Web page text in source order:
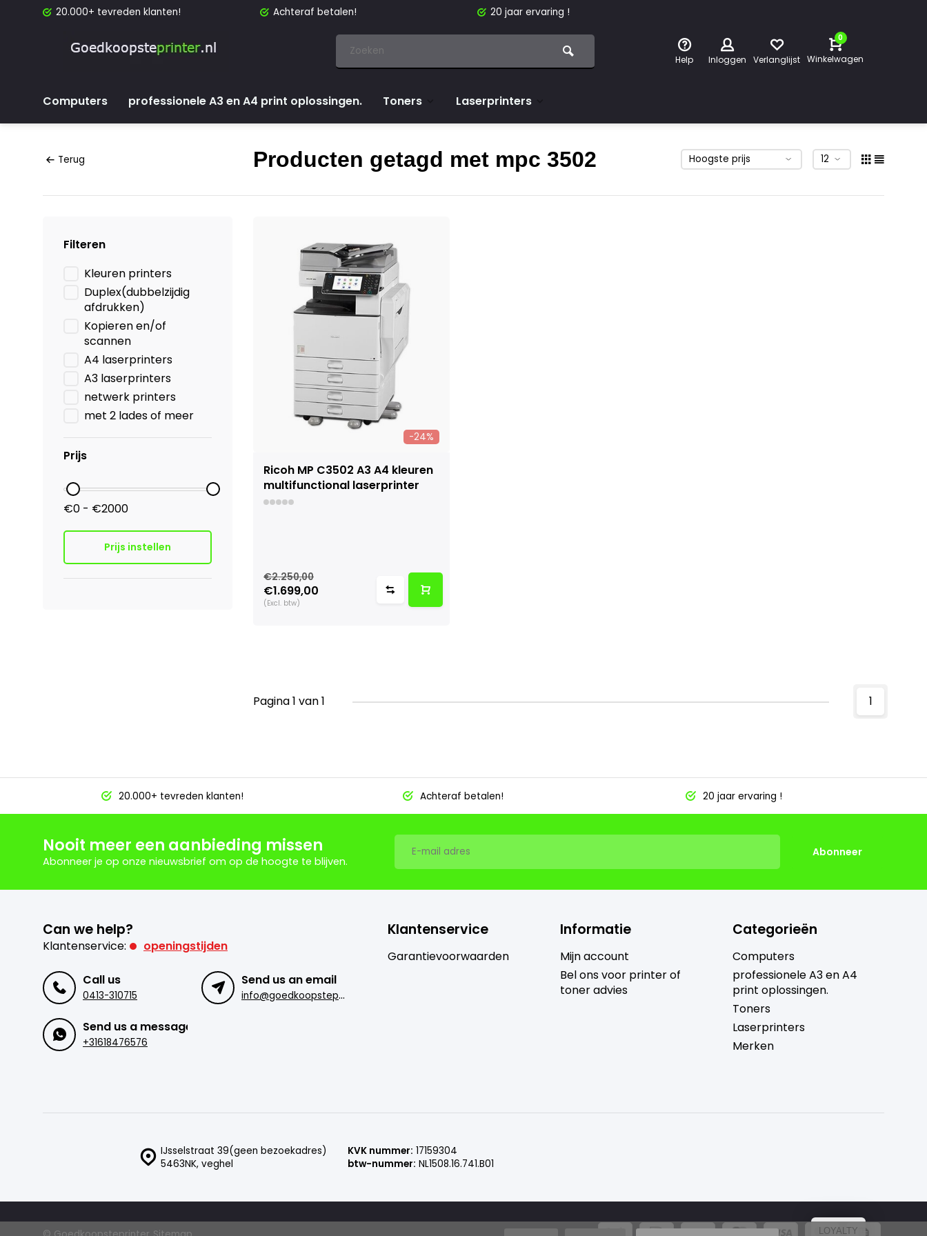
20.000+ tevreden klanten! Achteraf betalen! 20 jaar ervaring !
Help Inloggen Verlanglijst
0
Winkelwagen
Computers professionele A3 en A4 print oplossingen. Toners Laserprinters
Terug Producten getagd met mpc 3502
Filteren
Kleuren printers
Duplex(dubbelzijdig
afdrukken)
Kopieren en/of
scannen
A4 laserprinters
A3 laserprinters
netwerk printers
met 2 lades of meer
Prijs
€0 - €2000
Prijs instellen
-24%
Ricoh MP C3502 A3 A4 kleuren
multifunctional laserprinter
€2.250,00
€1.699,00
(Excl. btw)
Pagina 1 van 1 1
20.000+ tevreden klanten! Achteraf betalen! 20 jaar ervaring !
Nooit meer een aanbieding missen
Abonneer je op onze nieuwsbrief om op de hoogte te blijven.
Abonneer
Can we help?
Klantenservice: openingstijden
Call us
0413-310715
Send us an email
i
nfo@goedkoopsteprinter.nl
Send us a message
+31618476576
Klantenservice
Garantievoorwaarden
Informatie
Mijn account
Bel ons voor printer of
toner advies
Categorieën
Computers
professionele A3 en A4
print oplossingen.
Toners
Laserprinters
Merken
IJsselstraat 39(geen bezoekadres)
5463NK, veghel
KVK nummer: 17159304
btw-nummer: NL1508.16.741.B01
LOYALTY